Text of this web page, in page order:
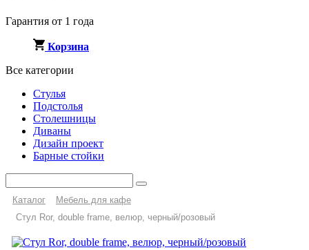
Гарантия от 1 года
Корзина
Все категории
Стулья
Подстолья
Столешницы
Диваны
Дизайн проект
Барные стойки
Каталог
Мебель для кафе
Стул Ror, double frame, велюр, черный/розовый